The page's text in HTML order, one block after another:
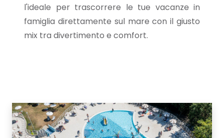
l'ideale per trascorrere le tue vacanze in
famiglia direttamente sul mare con il giusto
mix tra divertimento e comfort.